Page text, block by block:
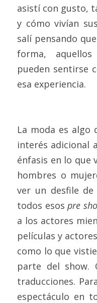
asistí con gusto,
y cómo vivían
salí pensando
forma,
pueden sentirse
esa experiencia.
La moda es algo
interés adicional
énfasis en lo que
hombres o
ver un desfile
todos esos pre
a los actores
películas y
como lo que
parte del show.
traducciones.
espectáculo en